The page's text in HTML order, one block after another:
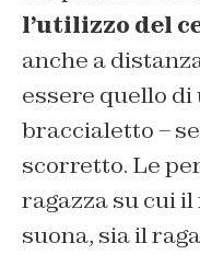
l’utilizzo del
anche a
essere quello di
braccialetto –
scorretto. Le
ragazza su cui
suona, sia il